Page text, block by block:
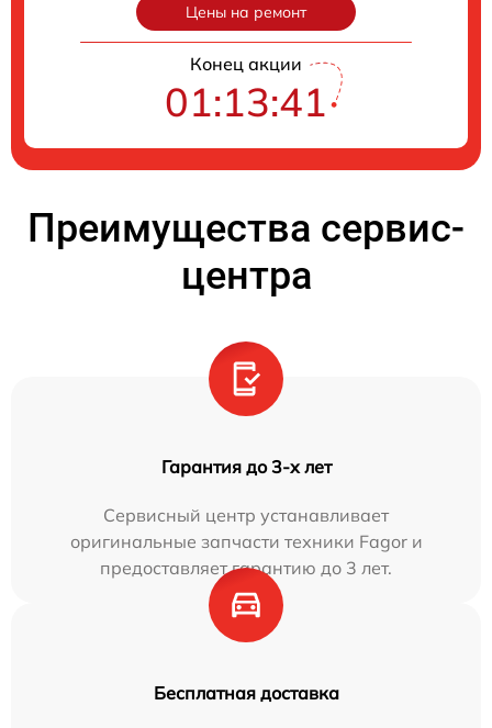
Цены на ремонт
Конец акции
01:13:40
Преимущества сервис-
центра
Гарантия до 3-х лет
Сервисный центр устанавливает
оригинальные запчасти техники Fagor и
предоставляет гарантию до 3 лет.
Бесплатная доставка